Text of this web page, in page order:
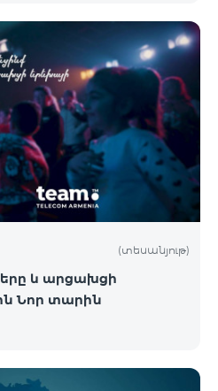
կենտրոնի հասցեԿ
1/1/2024 2/1/2024
3 , 42 տարածք 09:00-
Հանգստյան
պողոտա 4 ,
20:00 12:00-18:00
Աբովյա
(տեսանյութ)
և արցախցի
Նոր տարին